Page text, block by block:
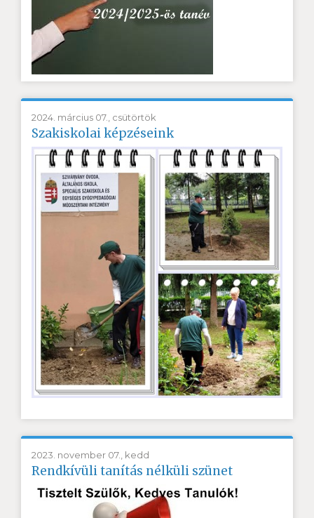
2024. március 07., csütörtök
Szakiskolai képzéseink
2023. november 07., kedd
Rendkívüli tanítás nélküli szünet